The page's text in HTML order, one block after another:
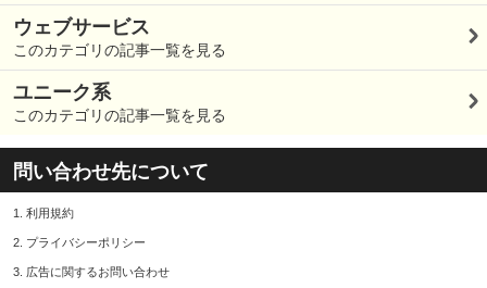
ウェブサービス
このカテゴリの記事一覧を見る
ユニーク系
このカテゴリの記事一覧を見る
問い合わせ先について
1. 利用規約
2. プライバシーポリシー
3. 広告に関するお問い合わせ